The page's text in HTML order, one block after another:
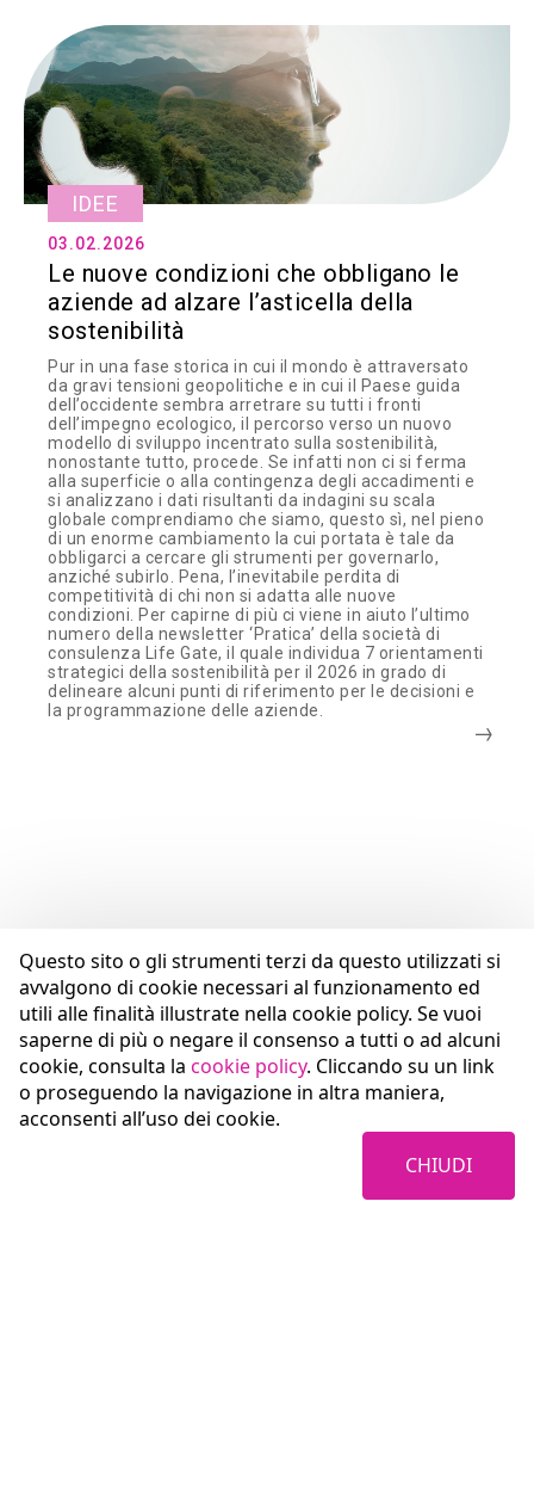
Questo sito o gli strumenti terzi da questo utilizzati si
avvalgono di cookie necessari al funzionamento ed
utili alle finalità illustrate nella cookie policy. Se vuoi
saperne di più o negare il consenso a tutti o ad alcuni
cookie, consulta la cookie policy. Cliccando su un link
o proseguendo la navigazione in altra maniera,
acconsenti all’uso dei cookie.
CHIUDI
IDEE
03.02.2026
Le nuove condizioni che obbligano le
aziende ad alzare l’asticella della
sostenibilità
Pur in una fase storica in cui il mondo è attraversato
da gravi tensioni geopolitiche e in cui il Paese guida
dell’occidente sembra arretrare su tutti i fronti
dell’impegno ecologico, il percorso verso un nuovo
modello di sviluppo incentrato sulla sostenibilità,
nonostante tutto, procede. Se infatti non ci si ferma
alla superficie o alla contingenza degli accadimenti e
si analizzano i dati risultanti da indagini su scala
globale comprendiamo che siamo, questo sì, nel pieno
di un enorme cambiamento la cui portata è tale da
obbligarci a cercare gli strumenti per governarlo,
anziché subirlo. Pena, l’inevitabile perdita di
competitività di chi non si adatta alle nuove
condizioni. Per capirne di più ci viene in aiuto l’ultimo
numero della newsletter ‘Pratica’ della società di
consulenza Life Gate, il quale individua 7 orientamenti
strategici della sostenibilità per il 2026 in grado di
delineare alcuni punti di riferimento per le decisioni e
la programmazione delle aziende.